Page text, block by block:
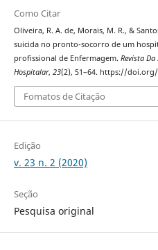
Como Citar
Oliveira, R. A. de, Morais, M. R., &
suicida no pronto-socorro de um
profissional de Enfermagem. Revista
Hospitalar, 23(2), 51–64. https://doi.org/
Fomatos de Citação
Edição
v. 23 n. 2 (2020)
Seção
Pesquisa original